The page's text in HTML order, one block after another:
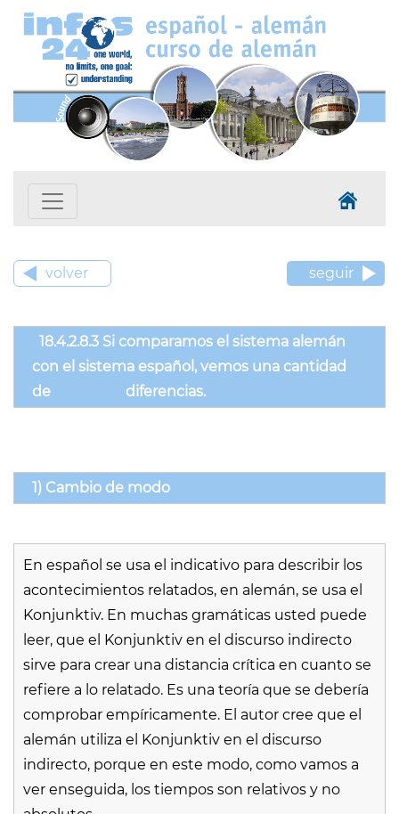
volver seguir
18.4.2.8.3 Si comparamos el sistema alemán
con el sistema español, vemos una cantidad
de diferencias.
1) Cambio de modo
En español se usa el indicativo para describir los
acontecimientos relatados, en alemán, se usa el
Konjunktiv. En muchas gramáticas usted puede
leer, que el Konjunktiv en el discurso indirecto
sirve para crear una distancia crítica en cuanto se
refiere a lo relatado. Es una teoría que se debería
comprobar empíricamente. El autor cree que el
alemán utiliza el Konjunktiv en el discurso
indirecto, porque en este modo, como vamos a
ver enseguida, los tiempos son relativos y no